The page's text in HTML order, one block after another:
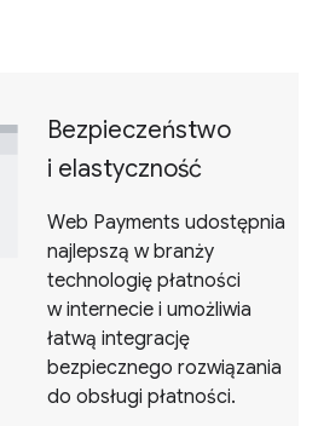
Bezpieczeństwo
i elastyczność
Web Payments udostępnia
najlepszą w branży
technologię płatności
w internecie i umożliwia
łatwą integrację
bezpiecznego rozwiązania
do obsługi płatności.